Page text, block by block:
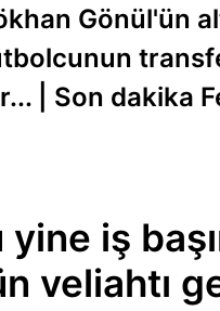
Gönül'ün
| Son dakika
iş
veliahtı